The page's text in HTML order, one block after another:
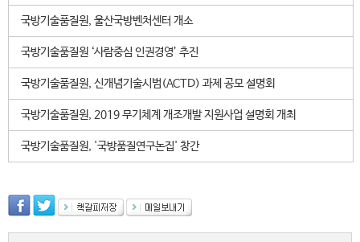
국방기술품질원, 울산국방벤처센터 개소
국방기술품질원 ‘사람중심 인권경영’ 추진
국방기술품질원, 신개념기술시범(ACTD) 과제 공모 설명회
국방기술품질원, 2019 무기체계 개조개발 지원사업 설명회 개최
국방기술품질원, '국방품질연구논집' 창간